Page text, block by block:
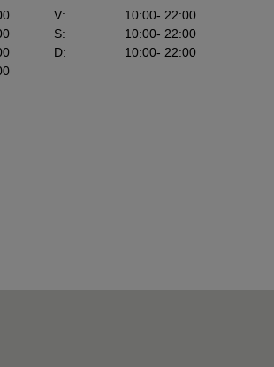
V: 10:00- 22:00
S: 10:00- 22:00
D: 10:00- 22:00